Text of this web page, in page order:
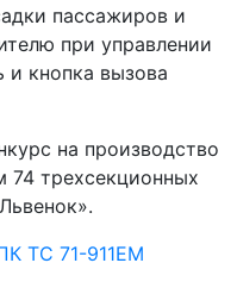
пассажиров и
при управлении
кнопка вызова
на производство
74 трехсекционных
ТС 71-911ЕМ